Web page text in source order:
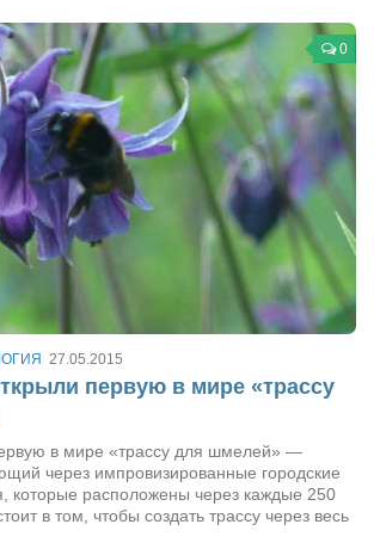
«Колибри» 2017
2016
2015
2014
— детям!» 2014
2013
0
27.05.2015
первую в мире «трассу
в мире «трассу для шмелей» —
через импровизированные городские
которые расположены через каждые 250
в том, чтобы создать трассу через весь